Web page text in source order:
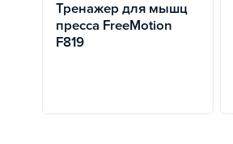
Тренажер для мышц
пресса FreeMotion
F819